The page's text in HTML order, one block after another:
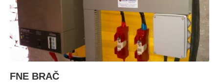
FNE BRAČ